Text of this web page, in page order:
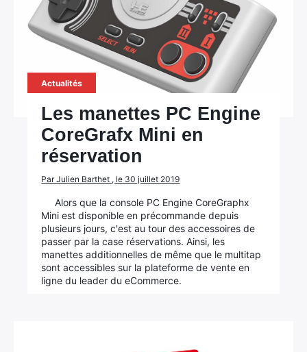
Actualités
Les manettes PC Engine
CoreGrafx Mini en
réservation
Par Julien Barthet , le 30 juillet 2019
Alors que la console PC Engine CoreGraphx
Mini est disponible en précommande depuis
plusieurs jours, c'est au tour des accessoires de
passer par la case réservations. Ainsi, les
manettes additionnelles de même que le multitap
sont accessibles sur la plateforme de vente en
ligne du leader du eCommerce.